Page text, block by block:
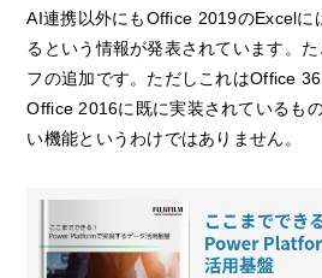
AI連携以外にもOffice 2019のExcelに
るという情報が発表されています。
フの追加です。ただしこれはOffice
Office 2016に既に実装されているも
い機能というわけではありません。